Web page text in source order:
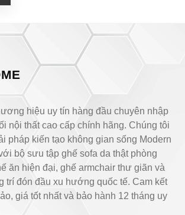
hiệu uy tín hàng đầu chuyên nhập
nội thất cao cấp chính hãng. Chúng tôi
pháp kiến tạo không gian sống Modern
bộ sưu tập ghế sofa da thật phòng
ăn hiện đại, ghế armchair thư giãn và
trí đón đầu xu hướng quốc tế. Cam kết
giá tốt nhất và bảo hành 12 tháng uy